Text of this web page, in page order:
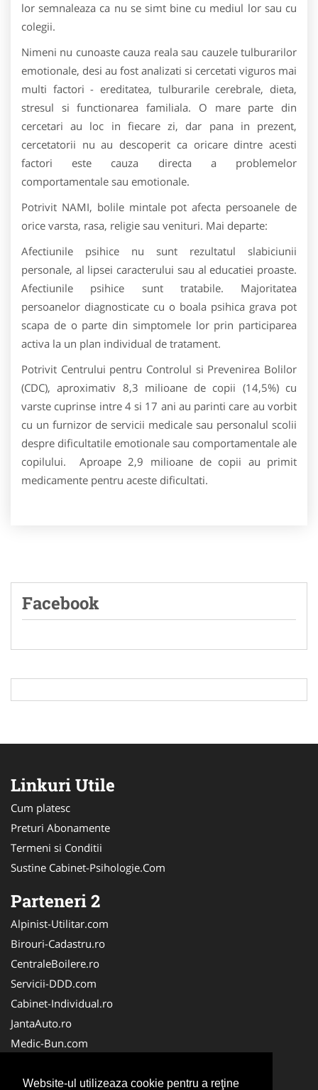
Website-ul utilizeaza cookie pentru a reţine
lor semnaleaza ca nu se simt bine cu mediul lor sau cu
colegii.
Nimeni nu cunoaste cauza reala sau cauzele tulburarilor
emotionale, desi au fost analizati si cercetati viguros mai
multi factori - ereditatea, tulburarile cerebrale, dieta,
stresul si functionarea familiala. O mare parte din
cercetari au loc in fiecare zi, dar pana in prezent,
cercetatorii nu au descoperit ca oricare dintre acesti
factori este cauza directa a problemelor
comportamentale sau emotionale.
Potrivit NAMI, bolile mintale pot afecta persoanele de
orice varsta, rasa, religie sau venituri. Mai departe:
Afectiunile psihice nu sunt rezultatul slabiciunii
personale, al lipsei caracterului sau al educatiei proaste.
Afectiunile psihice sunt tratabile. Majoritatea
persoanelor diagnosticate cu o boala psihica grava pot
scapa de o parte din simptomele lor prin participarea
activa la un plan individual de tratament.
Potrivit Centrului pentru Controlul si Prevenirea Bolilor
(CDC), aproximativ 8,3 milioane de copii (14,5%) cu
varste cuprinse intre 4 si 17 ani au parinti care au vorbit
cu un furnizor de servicii medicale sau personalul scolii
despre dificultatile emotionale sau comportamentale ale
copilului. Aproape 2,9 milioane de copii au primit
medicamente pentru aceste dificultati.
Facebook
Linkuri Utile
Cum platesc
Preturi Abonamente
Termeni si Conditii
Sustine Cabinet-Psihologie.Com
Parteneri 2
Alpinist-Utilitar.com
Birouri-Cadastru.ro
CentraleBoilere.ro
Servicii-DDD.com
Cabinet-Individual.ro
JantaAuto.ro
Medic-Bun.com
Apicultorul.com